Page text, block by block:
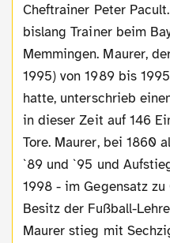
Cheftrainer Peter
bislang Trainer beim
Memmingen. Maurer,
1995) von 1989 bis
hatte, unterschrieb
in dieser Zeit auf 146
Tore. Maurer, bei 1860
`89 und `95 und
1998 - im Gegensatz
Besitz der Fußball-
Maurer stieg mit